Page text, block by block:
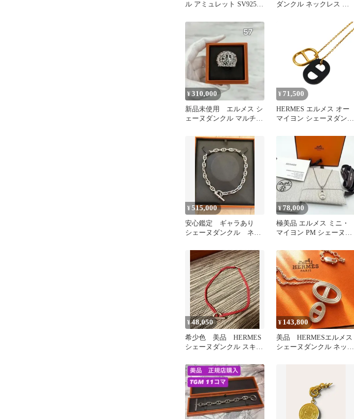
ル アミュレット SV925シ
ダンクル ネックレス ア
¥310,000
新品未使用 エルメス シ
ェーヌダンクル マルチチ
¥ 71,500
HERMES エルメス オー
マイヨン シェーヌダンク
管理番号：11588
¥515,000
安心鑑定 ギャラあり
シェーヌダンクル ネッ
ルメス
¥78,000
極美品 エルメス ミニ・
マイヨン PM シェーヌダ
ボリー
¥48,050
希少色 美品 HERMES
シェーヌダンクル スキッ
レス
¥ 143,800
美品 HERMESエルメス
シェーヌダンクル ネック